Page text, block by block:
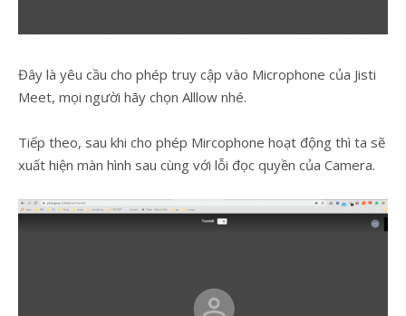
Đây là yêu cầu cho phép truy cập vào Microphone của Jisti
Meet, mọi người hãy chọn Alllow nhé.
Tiếp theo, sau khi cho phép Mircophone hoạt động thì ta sẽ
xuất hiện màn hình sau cùng với lỗi đọc quyền của Camera.